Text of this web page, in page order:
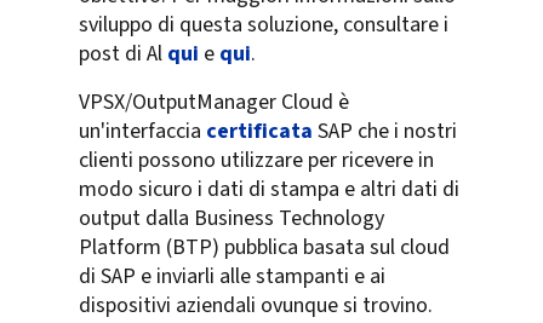
sviluppo di questa soluzione, consultare i
post di Al qui e qui.
VPSX/OutputManager Cloud è
un'interfaccia certificata SAP che i nostri
clienti possono utilizzare per ricevere in
modo sicuro i dati di stampa e altri dati di
output dalla Business Technology
Platform (BTP) pubblica basata sul cloud
di SAP e inviarli alle stampanti e ai
dispositivi aziendali ovunque si trovino.